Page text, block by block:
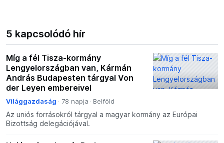
5 kapcsolódó hír
Míg a fél Tisza-kormány
Lengyelországban van, Kármán
András Budapesten tárgyal Von
der Leyen embereivel
Világgazdaság 78 napja Belföld
Az uniós forrásokról tárgyal a magyar kormány az Európai
Bizottság delegációjával.